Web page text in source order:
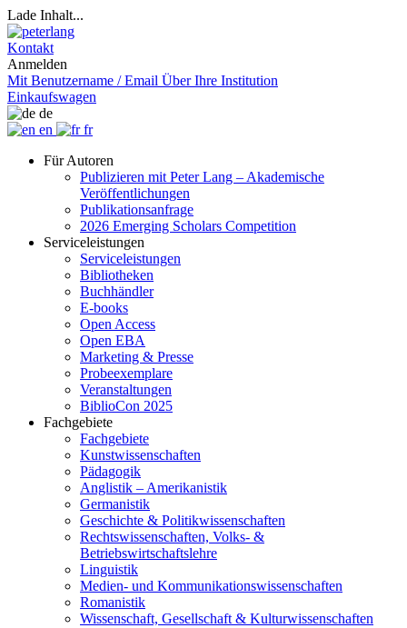
Lade Inhalt...
Kontakt
Anmelden
Mit Benutzername / Email Über Ihre Institution
Einkaufswagen
de
en
fr
Für Autoren
Publizieren mit Peter Lang – Akademische
Veröffentlichungen
Publikationsanfrage
2026 Emerging Scholars Competition
Serviceleistungen
Serviceleistungen
Bibliotheken
Buchhändler
E-books
Open Access
Open EBA
Marketing & Presse
Probeexemplare
Veranstaltungen
BiblioCon 2025
Fachgebiete
Fachgebiete
Kunstwissenschaften
Pädagogik
Anglistik – Amerikanistik
Germanistik
Geschichte & Politikwissenschaften
Rechtswissenschaften, Volks- &
Betriebswirtschaftslehre
Linguistik
Medien- und Kommunikationswissenschaften
Romanistik
Wissenschaft, Gesellschaft & Kulturwissenschaften